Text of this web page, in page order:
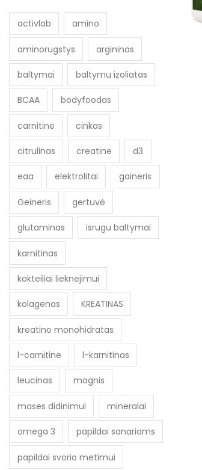
activlab amino
aminorugstys argininas
baltymai baltymu izoliatas
BCAA bodyfoodas
carnitine cinkas
citrulinas creatine d3
eaa elektrolitai gaineris
Geineris gertuvė
glutaminas isrugu baltymai
karnitinas
kokteiliai lieknejimui
kolagenas KREATINAS
kreatino monohidratas
l-carnitine l-karnitinas
leucinas magnis
mases didinimui mineralai
omega 3 papildai sanariams
papildai svorio metimui